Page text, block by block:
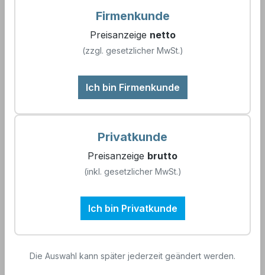
Details
Firmenkunde
Preisanzeige netto
(zzgl. gesetzlicher MwSt.)
Ich bin Firmenkunde
Privatkunde
Preisanzeige brutto
(inkl. gesetzlicher MwSt.)
Ich bin Privatkunde
Die Auswahl kann später jederzeit geändert werden.